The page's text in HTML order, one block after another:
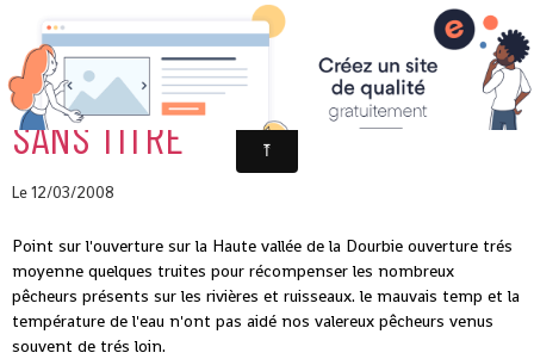
SANS TITRE
Le 12/03/2008
Point sur l'ouverture sur la Haute vallée de la Dourbie ouverture trés
moyenne quelques truites pour récompenser les nombreux
pêcheurs présents sur les rivières et ruisseaux. le mauvais temp et la
température de l'eau n'ont pas aidé nos valereux pêcheurs venus
souvent de trés loin.